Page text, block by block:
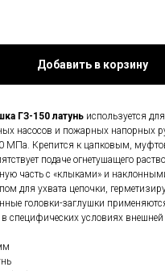
Добавить в корзину
ГЗ-150 латунь используется
насосов и пожарных напорных
МПа. Крепится к цапковым,
подаче огнетушащего
часть с «клыками» и
для ухвата цепочки,
головки-заглушки
специфических условиях внешней